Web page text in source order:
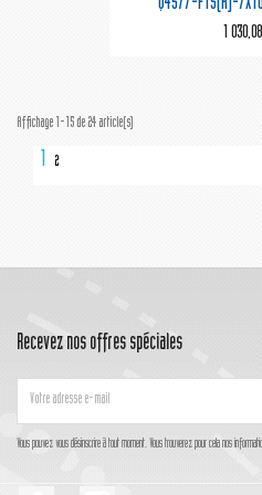
Q45/7-F1S(R)-
1
Affichage 1-15 de 24 article(s)
1 2
Recevez nos offres spéciales
Vous pouvez vous désinscrire à tout moment. Vous trouverez pour cela nos